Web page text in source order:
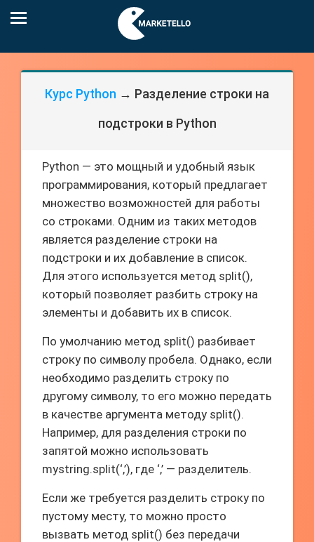
Курс Python → Разделение строки на
подстроки в Python
Python — это мощный и удобный язык
программирования, который предлагает
множество возможностей для работы
со строками. Одним из таких методов
является разделение строки на
подстроки и их добавление в список.
Для этого используется метод split(),
который позволяет разбить строку на
элементы и добавить их в список.
По умолчанию метод split() разбивает
строку по символу пробела. Однако, если
необходимо разделить строку по
другому символу, то его можно передать
в качестве аргумента методу split().
Например, для разделения строки по
запятой можно использовать
mystring.split(‘,’), где ‘,’ — разделитель.
Если же требуется разделить строку по
пустому месту, то можно просто
вызвать метод split() без передачи